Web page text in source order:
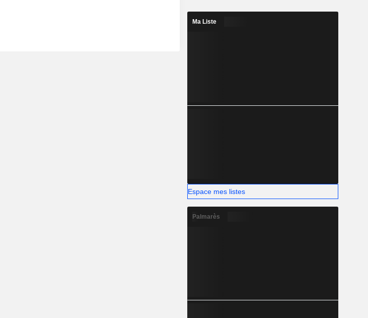
Ma Liste
Espace mes listes
Palmarès